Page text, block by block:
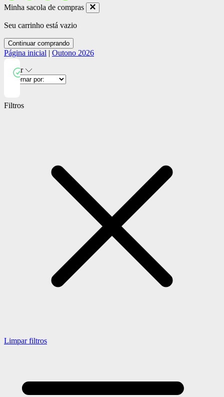
Minha sacola de compras
Seu carrinho está vazio
Continuar comprando
Página inicial | Outono 2026
Filtrar
Filtros
Limpar filtros